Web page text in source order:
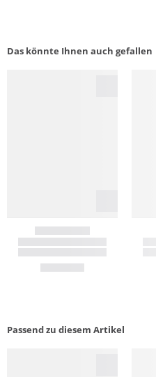
Das könnte Ihnen auch gefallen
Passend zu diesem Artikel